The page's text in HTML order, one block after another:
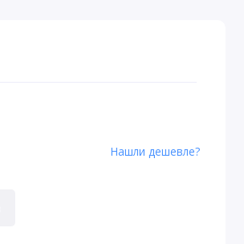
Нашли дешевле?